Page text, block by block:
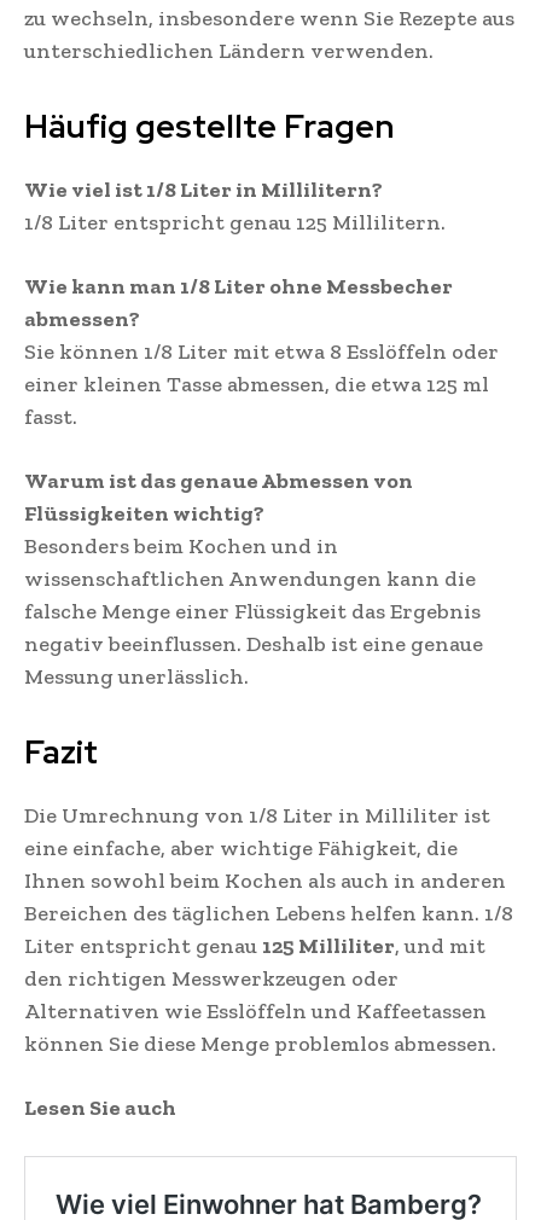
zu wechseln, insbesondere wenn Sie Rezepte aus
unterschiedlichen Ländern verwenden.
Häufig gestellte Fragen
Wie viel ist 1/8 Liter in Millilitern?
1/8 Liter entspricht genau 125 Millilitern.
Wie kann man 1/8 Liter ohne Messbecher
abmessen?
Sie können 1/8 Liter mit etwa 8 Esslöffeln oder
einer kleinen Tasse abmessen, die etwa 125 ml
fasst.
Warum ist das genaue Abmessen von
Flüssigkeiten wichtig?
Besonders beim Kochen und in
wissenschaftlichen Anwendungen kann die
falsche Menge einer Flüssigkeit das Ergebnis
negativ beeinflussen. Deshalb ist eine genaue
Messung unerlässlich​.
Fazit
Die Umrechnung von 1/8 Liter in Milliliter ist
eine einfache, aber wichtige Fähigkeit, die
Ihnen sowohl beim Kochen als auch in anderen
Bereichen des täglichen Lebens helfen kann. 1/8
Liter entspricht genau 125 Milliliter, und mit
den richtigen Messwerkzeugen oder
Alternativen wie Esslöffeln und Kaffeetassen
können Sie diese Menge problemlos abmessen.
Lesen Sie auch